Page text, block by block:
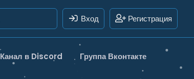
Вход Регистрация
Канал в Discord Группа Вконтакте